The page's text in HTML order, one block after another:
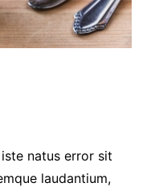
natus error sit
laudantium,